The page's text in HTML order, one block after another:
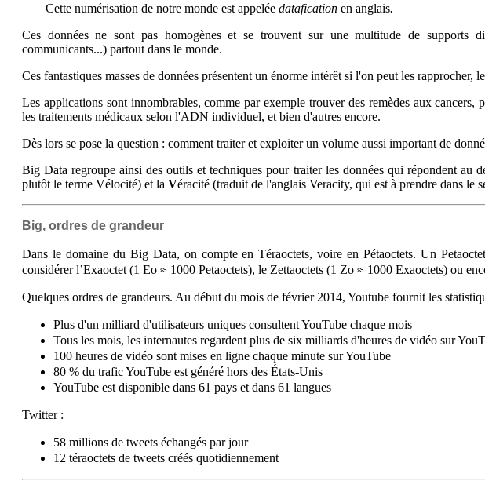
Cette numérisation de notre monde est appelée dataficationen anglais.
Ces données ne sont pas homogènes et se trouvent sur une multitude de supports
communicants...) partout dans le monde.
Ces fantastiques masses de données présentent un énorme intérêt si l'on peut les
Les applications sont innombrables, comme par exemple trouver des remèdes aux
les traitements médicaux selon l'ADN individuel, et bien d'autres encore.
Dès lors se pose la question : comment traiter et exploiter un volume aussi important de
Big Data regroupe ainsi des outils et techniques pour traiter les données qui répondent au
plutôt le terme Vélocité) et la Véracité (traduit de l'anglais Veracity, qui est à prendre dans le
Big, ordres de grandeur
Dans le domaine du Big Data, on compte en Téraoctets, voire en Pétaoctets. Un P
considérer l’Exaoctet (1 Eo ≈ 1000 Petaoctets), le Zettaoctets (1 Zo ≈ 1000 Exaoctets) ou
Quelques ordres de grandeurs. Au début du mois de février 2014, Youtube fournit les
Plus d'un milliard d'utilisateurs uniques consultent YouTube chaque mois
Tous les mois, les internautes regardent plus de six milliards d'heures de vidéo sur
100 heures de vidéo sont mises en ligne chaque minute sur YouTube
80 % du trafic YouTube est généré hors des États-Unis
YouTube est disponible dans 61 pays et dans 61 langues
Twitter :
58 millions de tweets échangés par jour
12 téraoctets de tweets créés quotidiennement